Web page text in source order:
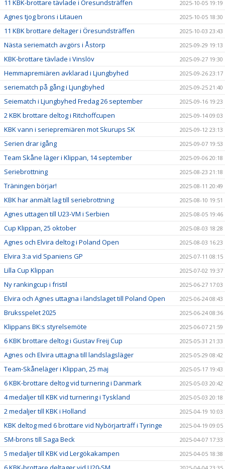
11 KBK-brottare tävlade i Öresundsträffen 2025-10-05 19:19
Agnes tjog brons i Litauen 2025-10-05 18:30
11 KBK brottare deltager i Öresundsträffen 2025-10-03 23:43
Nästa seriematch avgörs i Åstorp 2025-09-29 19:13
KBK-brottare tävlade i Vinslöv 2025-09-27 19:30
Hemmapremiären avklarad i Ljungbyhed 2025-09-26 23:17
seriematch på gång i Ljungbyhed 2025-09-25 21:40
Seiematch i Ljungbyhed Fredag 26 september 2025-09-16 19:23
2 KBK brottare deltog i Ritchoffcupen 2025-09-14 09:03
KBK vann i seriepremiären mot Skurups SK 2025-09-12 23:13
Serien drar igång 2025-09-07 19:53
Team Skåne läger i Klippan, 14 september 2025-09-06 20:18
Seriebrottning 2025-08-23 21:18
Träningen börjar! 2025-08-11 20:49
KBK har anmält lag till seriebrottning 2025-08-10 19:51
Agnes uttagen till U23-VM i Serbien 2025-08-05 19:46
Cup Klippan, 25 oktober 2025-08-03 18:28
Agnes och Elvira deltog i Poland Open 2025-08-03 16:23
Elvira 3:a vid Spaniens GP 2025-07-11 08:15
Lilla Cup Klippan 2025-07-02 19:37
Ny rankingcup i fristil 2025-06-27 17:03
Elvira och Agnes uttagna i landslaget till Poland Open 2025-06-24 08:43
Bruksspelet 2025 2025-06-24 08:36
Klippans BK:s styrelsemöte 2025-06-07 21:59
6 KBK brottare deltog i Gustav Freij Cup 2025-05-31 21:33
Agnes och Elvira uttagna till landslagsläger 2025-05-29 08:42
Team-Skåneläger i Klippan, 25 maj 2025-05-17 19:43
6 KBK-brottare deltog vid turnering i Danmark 2025-05-03 20:42
4 medaljer till KBK vid turnering i Tyskland 2025-05-03 20:18
2 medaljer till KBK i Holland 2025-04-19 10:03
KBK deltog med 6 brottare vid Nybörjarträff i Tyringe 2025-04-19 09:05
SM-brons till Saga Beck 2025-04-07 17:33
5 medaljer till KBK vid Lergökakampen 2025-04-05 18:38